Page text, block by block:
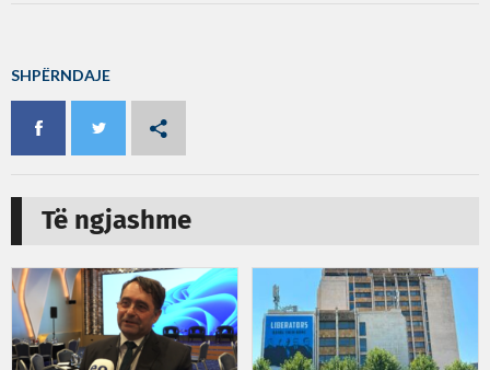
SHPËRNDAJE
Të ngjashme